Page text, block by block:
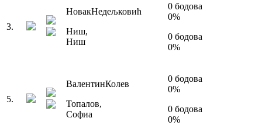
3.
НовакНедељковић
Ниш,
Ниш
0 бодова
0%
0 бодова
0%
5.
ВалентинКолев
Топалов,
Софиа
0 бодова
0%
0 бодова
0%